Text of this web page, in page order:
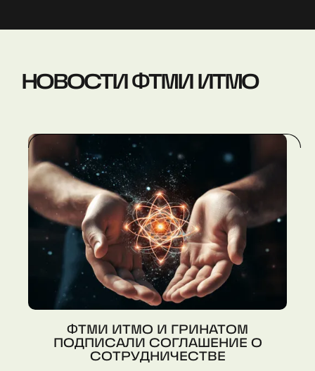
НОВОСТИ ФТМИ ИТМО
ФТМИ ИТМО И ГРИНАТОМ
ПОДПИСАЛИ СОГЛАШЕНИЕ О
СОТРУДНИЧЕСТВЕ